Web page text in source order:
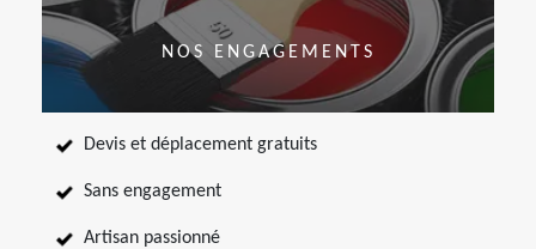
NOS ENGAGEMENTS
Devis et déplacement gratuits
Sans engagement
Artisan passionné